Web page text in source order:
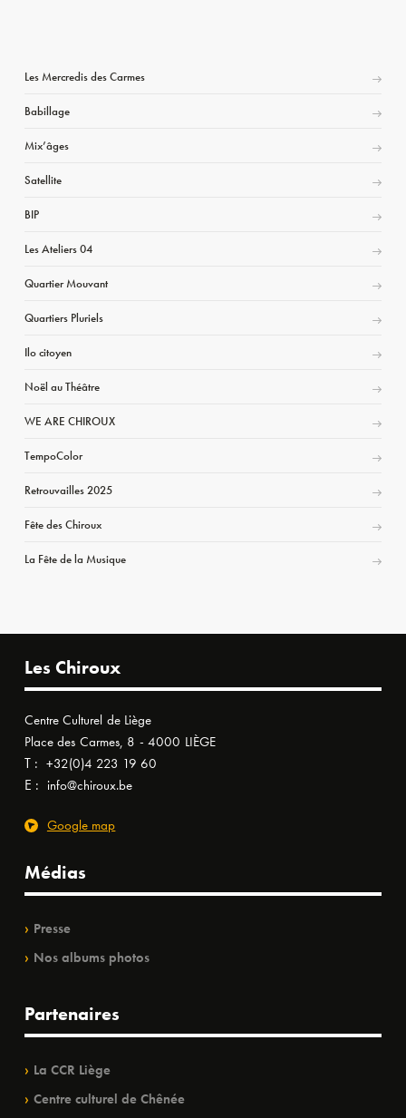
Les Mercredis des Carmes
Babillage
Mix’âges
Satellite
BIP
Les Ateliers 04
Quartier Mouvant
Quartiers Pluriels
Ilo citoyen
Noël au Théâtre
WE ARE CHIROUX
TempoColor
Retrouvailles 2025
Fête des Chiroux
La Fête de la Musique
Les Chiroux
Centre Culturel de Liège
Place des Carmes, 8 - 4000 LIÈGE
T : +32(0)4 223 19 60
E : info@chiroux.be
Google map
Médias
Presse
Nos albums photos
Partenaires
La CCR Liège
Centre culturel de Chênée